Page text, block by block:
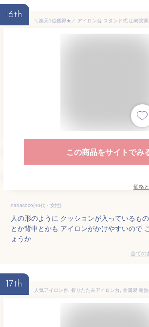
16th
この商品をサイトでみ
価格
nanacoco(40代・女性)
人の形のように クッションが入っているも
とか背中とかも アイロンがかけやすいので
ょうか
全ての
17th